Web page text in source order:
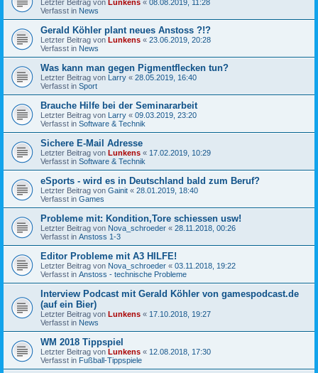
Letzter Beitrag von Lunkens « 08.08.2019, 11:28
Verfasst in News
Gerald Köhler plant neues Anstoss ?!?
Letzter Beitrag von Lunkens « 23.06.2019, 20:28
Verfasst in News
Was kann man gegen Pigmentflecken tun?
Letzter Beitrag von Larry « 28.05.2019, 16:40
Verfasst in Sport
Brauche Hilfe bei der Seminararbeit
Letzter Beitrag von Larry « 09.03.2019, 23:20
Verfasst in Software & Technik
Sichere E-Mail Adresse
Letzter Beitrag von Lunkens « 17.02.2019, 10:29
Verfasst in Software & Technik
eSports - wird es in Deutschland bald zum Beruf?
Letzter Beitrag von Gainit « 28.01.2019, 18:40
Verfasst in Games
Probleme mit: Kondition,Tore schiessen usw!
Letzter Beitrag von Nova_schroeder « 28.11.2018, 00:26
Verfasst in Anstoss 1-3
Editor Probleme mit A3 HILFE!
Letzter Beitrag von Nova_schroeder « 03.11.2018, 19:22
Verfasst in Anstoss - technische Probleme
Interview Podcast mit Gerald Köhler von gamespodcast.de
(auf ein Bier)
Letzter Beitrag von Lunkens « 17.10.2018, 19:27
Verfasst in News
WM 2018 Tippspiel
Letzter Beitrag von Lunkens « 12.08.2018, 17:30
Verfasst in Fußball-Tippspiele